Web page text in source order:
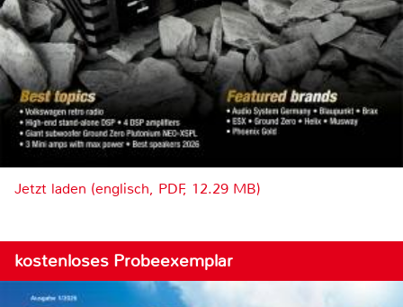
Jetzt laden (englisch, PDF, 12.29 MB)
kostenloses Probeexemplar